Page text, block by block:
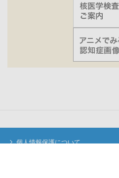
個人情報保護について